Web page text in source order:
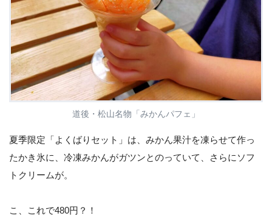
道後・松山名物「みかんパフェ」
夏季限定「よくばりセット」は、みかん果汁を凍らせて作っ
たかき氷に、冷凍みかんがガツンとのっていて、さらにソフ
トクリームが。
こ、これで480円？！